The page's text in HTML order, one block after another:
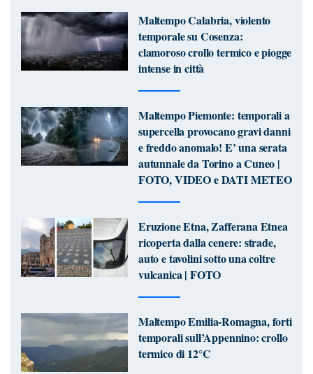
Maltempo Calabria, violento
temporale su Cosenza:
clamoroso crollo termico e piogge
intense in città
Maltempo Piemonte: temporali a
supercella provocano gravi danni
e freddo anomalo! E’ una serata
autunnale da Torino a Cuneo |
FOTO, VIDEO e DATI METEO
Eruzione Etna, Zafferana Etnea
ricoperta dalla cenere: strade,
auto e tavolini sotto una coltre
vulcanica | FOTO
Maltempo Emilia-Romagna, forti
temporali sull’Appennino: crollo
termico di 12°C